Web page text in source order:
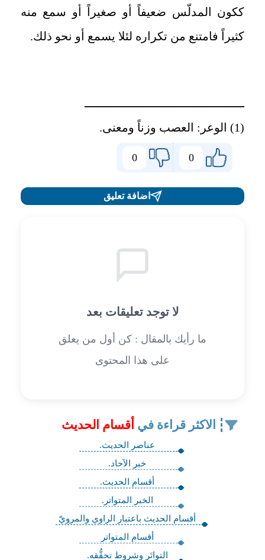
ككون المدلّس ضعيفاً أو صغيراً أو سمع منه
كثيراً فامتنع من تكراره لئلا يسمع أو نحو ذلك.
ـــــــــــــــــــــــــــــــــــــــــــــ
(1) الوعر: العصب وزناً ومعنى
.
0
0
اضافة تعليق
لا توجد تعليقات بعد
ما رأيك بالمقال : كن أول من يعلق
على هذا المحتوى
الاكثر قراءة في أقسام الحديث
عناصر الحديث.
خبر الآحاد.
أقسام الحديث.
الخبر المتواتر.
أقسام الحديث باعتبار الراوي والمرويّ
أقسام المتواتر
التواتَرِ وشروط تحقُّقه.